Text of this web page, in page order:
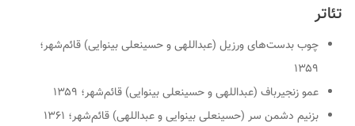
تئاتر
چوب بدست‌های ورزیل (عبداللهی و حسینعلی بینوایی) قائم‌شهر؛
۱۳۵۹
عمو زنجیرباف (عبداللهی و حسینعلی بینوایی) قائم‌شهر؛ ۱۳۵۹
بزنیم دشمن سر (حسینعلی بینوایی و عبداللهی) قائم‌شهر؛ ۱۳۶۱